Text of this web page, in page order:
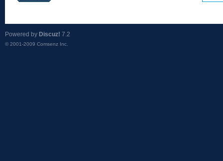
Powered by Discuz! 7.2
© 2001-2009 Comsenz Inc.